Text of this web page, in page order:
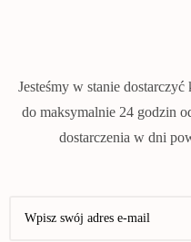
Jesteśmy w stanie
do maksymalnie 24 godzin
dostarczenia w dni